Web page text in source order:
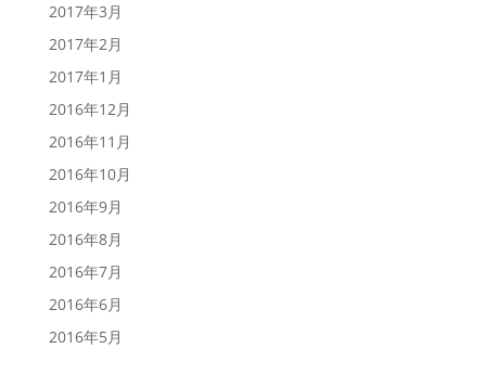
2017年3月
2017年2月
2017年1月
2016年12月
2016年11月
2016年10月
2016年9月
2016年8月
2016年7月
2016年6月
2016年5月